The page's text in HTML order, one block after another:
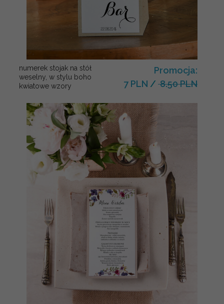
numerek stojak na stół
weselny, w stylu boho
kwiatowe wzory
Promocja:
7 PLN / 8.50 PLN